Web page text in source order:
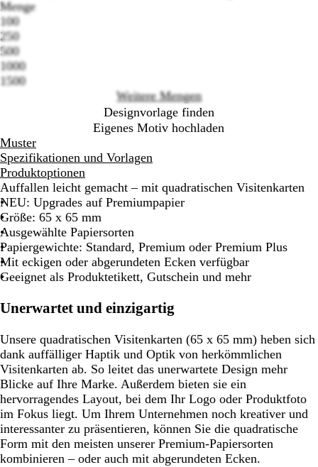
Menge
100
250
500
1000
1500
Weitere Mengen
Designvorlage finden
Eigenes Motiv hochladen
Muster
Spezifikationen und Vorlagen
Produktoptionen
Auffallen leicht gemacht – mit quadratischen Visitenkarten
NEU: Upgrades auf Premiumpapier
Größe: 65 x 65 mm
Ausgewählte Papiersorten
Papiergewichte: Standard, Premium oder Premium Plus
Mit eckigen oder abgerundeten Ecken verfügbar
Geeignet als Produktetikett, Gutschein und mehr
Unerwartet und einzigartig
Unsere quadratischen Visitenkarten (65 x 65 mm) heben sich
dank auffälliger Haptik und Optik von herkömmlichen
Visitenkarten ab. So leitet das unerwartete Design mehr
Blicke auf Ihre Marke. Außerdem bieten sie ein
hervorragendes Layout, bei dem Ihr Logo oder Produktfoto
im Fokus liegt. Um Ihrem Unternehmen noch kreativer und
interessanter zu präsentieren, können Sie die quadratische
Form mit den meisten unserer Premium-Papiersorten
kombinieren – oder auch mit abgerundeten Ecken.